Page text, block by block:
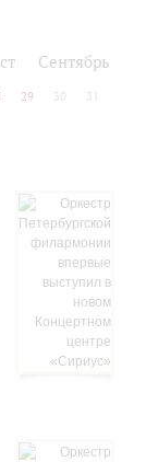
Сентябрь
29 30 31